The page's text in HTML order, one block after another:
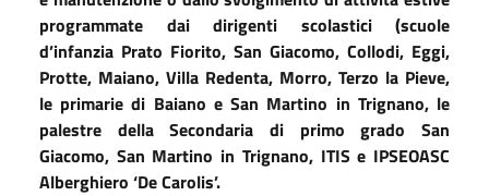
programmate dai dirigenti scolastici (scuole
d’infanzia Prato Fiorito, San Giacomo, Collodi, Eggi,
Protte, Maiano, Villa Redenta, Morro, Terzo la Pieve,
le primarie di Baiano e San Martino in Trignano, le
palestre della Secondaria di primo grado San
Giacomo, San Martino in Trignano, ITIS e IPSEOASC
Alberghiero ‘De Carolis’.